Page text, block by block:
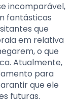
incomparável,
fantásticas
que
em relativa
o que
Atualmente,
para
que ele
futuras.